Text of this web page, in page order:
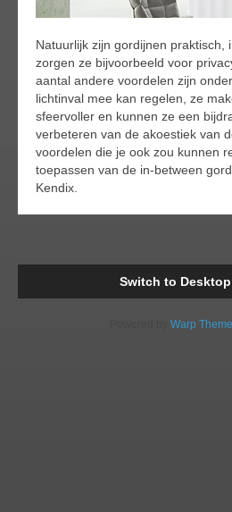
Natuurlijk zijn gordijnen praktisch,
zorgen ze bijvoorbeeld voor
aantal andere voordelen zijn
lichtinval mee kan regelen, ze
sfeervoller en kunnen ze een
verbeteren van de akoestiek van
voordelen die je ook zou kunnen
toepassen van de in-between
Kendix.
Switch to
Warp